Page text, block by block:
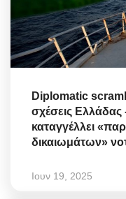
Diplomatic
σχέσεις
καταγγέλλει
δικαιωμάτων»
Ιουν 19, 2025